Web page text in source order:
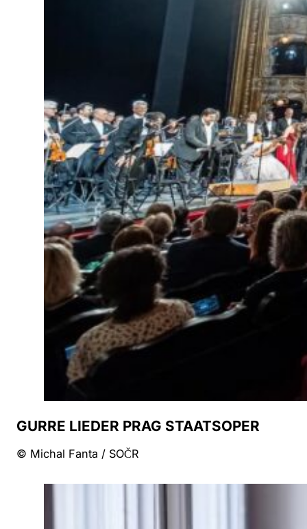
GURRE LIEDER PRAG STAATSOPER
© Michal Fanta / SOČR